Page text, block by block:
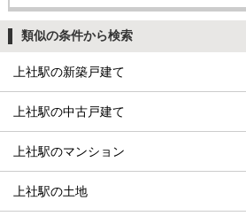
類似の条件から検索
上社駅の新築戸建て
上社駅の中古戸建て
上社駅のマンション
上社駅の土地